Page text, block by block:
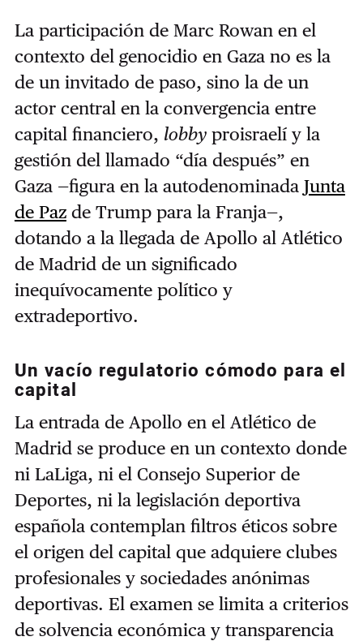
La participación de Marc Rowan en el
contexto del genocidio en Gaza no es la
de un invitado de paso, sino la de un
actor central en la convergencia entre
capital financiero, lobbyproisraelí y la
gestión del llamado “día después” en
Gaza —figura en la autodenominada Junta
de Pazde Trump para la Franja—,
dotando a la llegada de Apollo al Atlético
de Madrid de un significado
inequívocamente político y
extradeportivo.
Un vacío regulatorio cómodo para el
capital
La entrada de Apollo en el Atlético de
Madrid se produce en un contexto donde
ni LaLiga, ni el Consejo Superior de
Deportes, ni la legislación deportiva
española contemplan filtros éticos sobre
el origen del capital que adquiere clubes
profesionales y sociedades anónimas
deportivas. El examen se limita a criterios
de solvencia económica y transparencia